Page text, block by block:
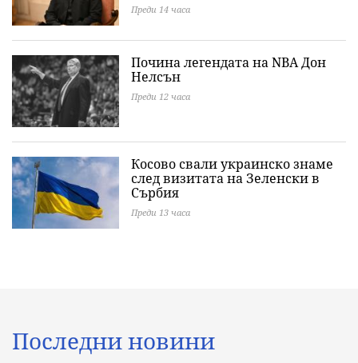
Преди 14 часа
Почина легендата на NBA Дон
Нелсън
Преди 12 часа
Косово свали украинско знаме
след визитата на Зеленски в
Сърбия
Преди 13 часа
Последни новини